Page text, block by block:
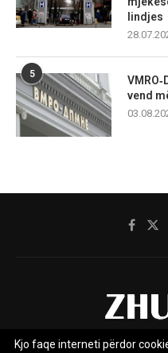
lindjes
5
vend
Kjo faqe interneti përdor